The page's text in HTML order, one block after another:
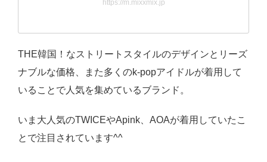
https://m.mixxmix.jp
THE韓国！なストリートスタイルのデザインとリーズ
ナブルな価格、また多くのk-popアイドルが着用して
いることで人気を集めているブランド。
いま大人気のTWICEやApink、AOAが着用していたこ
とで注目されています^^